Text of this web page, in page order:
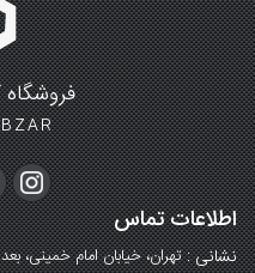
فروشگاه
اطلاعات تماس
نشانی :تهران، خیابان امام خمینی،